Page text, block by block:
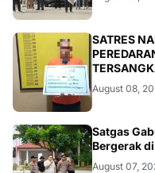
BERITA
SATRES
August 08,
BANGKO
Satgas
Bergerak
August 07,